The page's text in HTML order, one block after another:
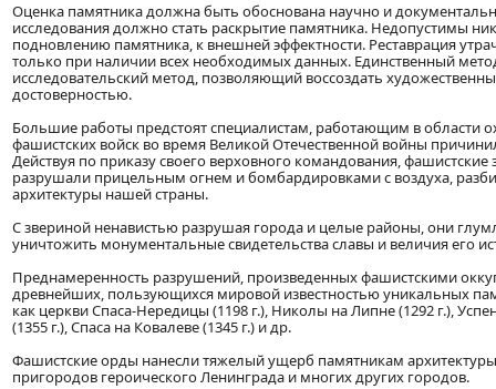
Оценка памятника должна быть обоснована научно и
исследования должно стать раскрытие памятника. Недопустимы
подновлению памятника, к внешней эффектности. Реставрация
только при наличии всех необходимых данных. Единственный
исследовательский метод, позволяющий воссоздать
достоверностью.
Большие работы предстоят специалистам, работающим в области
фашистских войск во время Великой Отечественной войны
Действуя по приказу своего верховного командования,
разрушали прицельным огнем и бомбардировками с воздуха,
архитектуры нашей страны.
С звериной ненавистью разрушая города и целые районы, они
уничтожить монументальные свидетельства славы и величия его
Преднамеренность разрушений, произведенных фашистскими
древнейших, пользующихся мировой известностью уникальных
как церкви Спаса-Нередицы (1198 г.), Николы на Липне (1292 г.),
(1355 г.), Спаса на Ковалеве (1345 г.) и др.
Фашистские орды нанесли тяжелый ущерб памятникам
пригородов героического Ленинграда и многих других городов.